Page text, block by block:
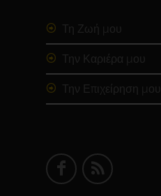
Τη Ζωή μου
Την Καριέρα μου
Την Επιχείρηση μου